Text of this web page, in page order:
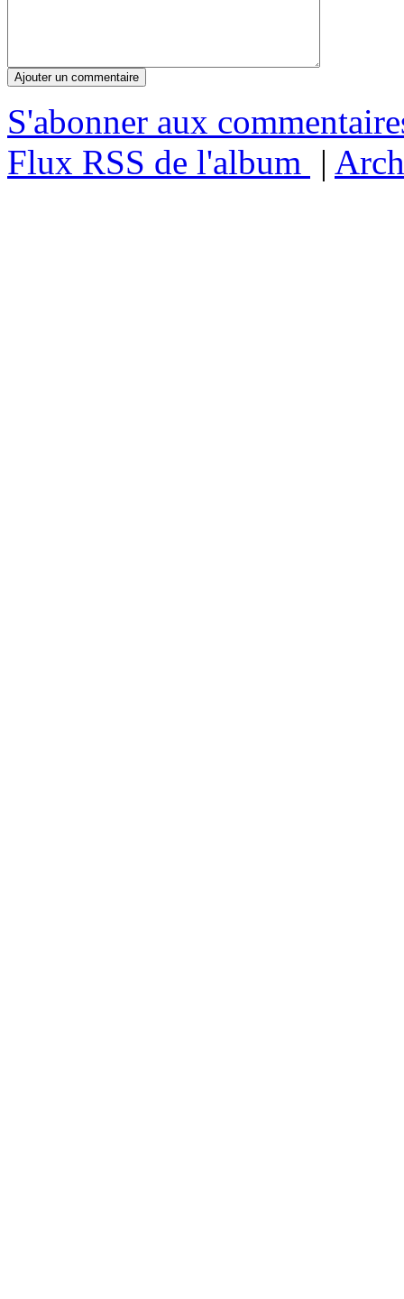
S'abonner aux
Flux RSS de l'album |